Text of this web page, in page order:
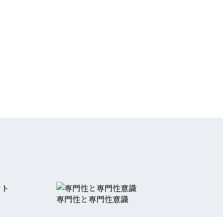
専門性と専門性意識